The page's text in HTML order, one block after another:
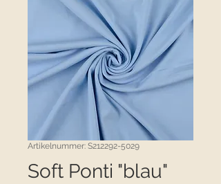
Artikelnummer: S212292-5029
Soft Ponti "blau"